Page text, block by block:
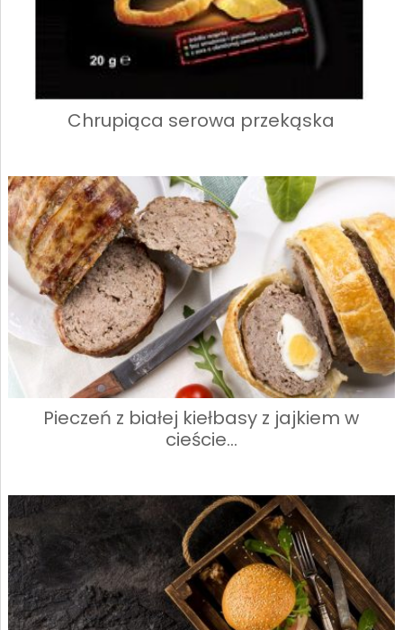
Chrupiąca serowa przekąska
Pieczeń z białej kiełbasy z jajkiem w
cieście…